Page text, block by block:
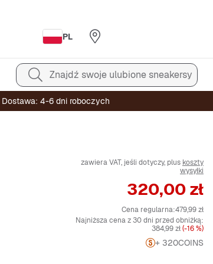
PL
Znajdź swoje ulubione sneakersy
Dostawa: 4-6 dni roboczych
zawiera VAT, jeśli dotyczy, plus koszty
wysyłki
Cena
320,00 zł
Cena regularna:479,99 zł
Najniższa cena z 30 dni przed obniżką:
384,99 zł(-16 %)
+ 320COINS